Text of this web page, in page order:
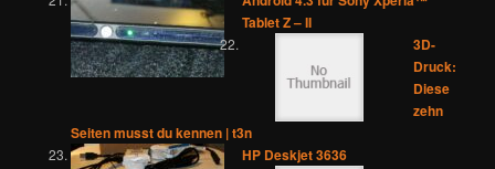
Tablet Z – II
3D-
Druck:
Diese
zehn
Seiten musst du kennen | t3n
HP Deskjet 3636